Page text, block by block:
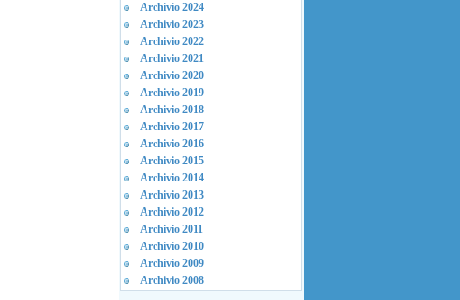
Archivio 2024
Archivio 2023
Archivio 2022
Archivio 2021
Archivio 2020
Archivio 2019
Archivio 2018
Archivio 2017
Archivio 2016
Archivio 2015
Archivio 2014
Archivio 2013
Archivio 2012
Archivio 2011
Archivio 2010
Archivio 2009
Archivio 2008